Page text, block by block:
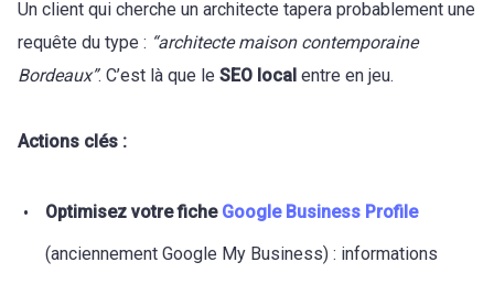
Un client qui cherche un architecte tapera probablement une
requête du type : “architecte maison contemporaine
Bordeaux”. C’est là que le SEO local entre en jeu.
Actions clés :
Optimisez votre fiche Google Business Profile
(anciennement Google My Business) : informations